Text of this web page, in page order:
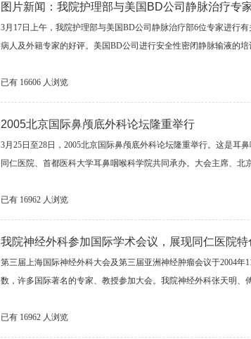
图片新闻：我院护理部与美国BD公司静脉治疗专
3月17日上午，我院护理部与美国BD公司静脉治疗部6位专家进行
病人及外籍专家的好评。美国BD公司进行安全性密闭静脉输液的培
已有 16606 人浏览
2005北京国际鼻颅底外科论坛隆重举行
3月25日至28日，2005北京国际鼻颅底外科论坛隆重举行。这是
同仁医院、首都医科大学耳鼻咽喉科学院共同承办。大会主席、
已有 16962 人浏览
我院神经外科参加国际学术会议，展现同仁医院特
第三届上海国际神经外科大会及第三届亚洲神经肿瘤会议于2004
数，许多国际著名的专家、教授参加大会。我院神经外科张天明
已有 16962 人浏览